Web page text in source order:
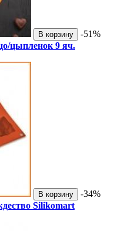
В корзину
-51%
цыпленок 9 яч.
В корзину
-34%
Silikomart